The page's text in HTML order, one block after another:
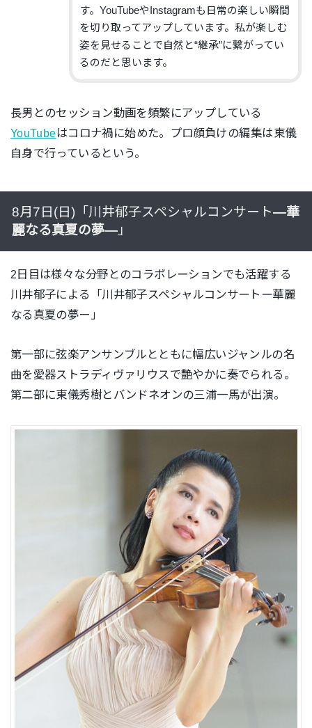
す。YouTubeやInstagramも日常の楽しい瞬間
を切り取ってアップしています。私が楽しむ
姿を見せることで自然と“継承”に繋がってい
るのだと思います。
長男とのセッション動画を頻繁にアップしている
YouTubeはコロナ禍に始めた。プロ顔負けの編集は東儀
自身で行っているという。
8月7日(日)「川井郁子スペシャルコンサート―華
麗なる真夏の夢―」
2日目は様々な分野とのコラボレーションでも活躍する
川井郁子による「川井郁子スペシャルコンサートー華麗
なる真夏の夢ー」
第一部に弦楽アンサンブルとともに幅広いジャンルの名
曲を愛器ストラディヴァリウスで艶やかに奏でられる。
第二部に東儀秀樹とバンドネオンの三浦一馬が出演。